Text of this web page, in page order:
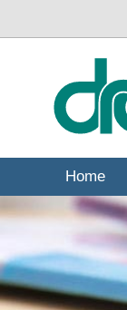
요
뛰
기
Home